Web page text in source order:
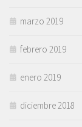
marzo 2019
febrero 2019
enero 2019
diciembre 2018